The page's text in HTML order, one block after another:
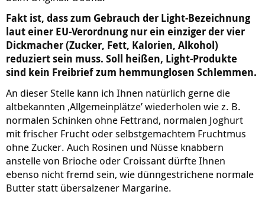
Fakt ist, dass zum Gebrauch der Light-Bezeichnung
laut einer EU-Verordnung nur ein einziger der vier
Dickmacher (Zucker, Fett, Kalorien, Alkohol)
reduziert sein muss. Soll heißen, Light-Produkte
sind kein Freibrief zum hemmunglosen Schlemmen.
An dieser Stelle kann ich Ihnen natürlich gerne die
altbekannten ‚Allgemeinplätze’ wiederholen wie z. B.
normalen Schinken ohne Fettrand, normalen Joghurt
mit frischer Frucht oder selbstgemachtem Fruchtmus
ohne Zucker. Auch Rosinen und Nüsse knabbern
anstelle von Brioche oder Croissant dürfte Ihnen
ebenso nicht fremd sein, wie dünngestrichene normale
Butter statt übersalzener Margarine.